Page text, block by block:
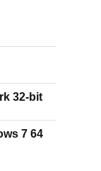
32-bit
7 64